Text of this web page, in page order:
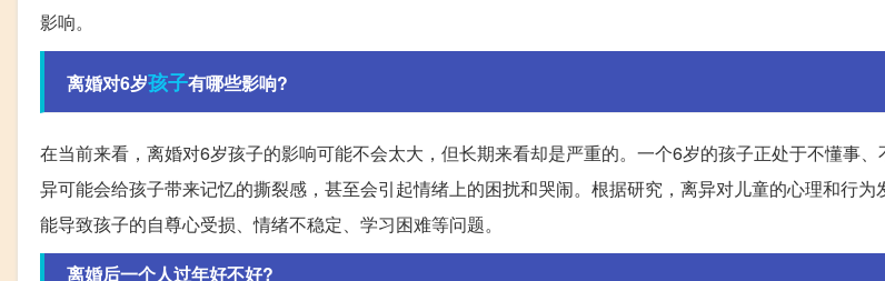
影响。
离婚对6岁孩子有哪些影响?
在当前来看，离婚对6岁孩子的影响可能不会太大，但长期来看却是严重的。一个6岁的孩子正处于不懂事
异可能会给孩子带来记忆的撕裂感，甚至会引起情绪上的困扰和哭闹。根据研究，离异对儿童的心理和行为
能导致孩子的自尊心受损、情绪不稳定、学习困难等问题。
离婚后一个人过年好不好?